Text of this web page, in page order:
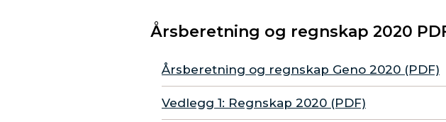
Årsberetning og regnskap 2020
Årsberetning og regnskap Geno 2020 (PDF)
Vedlegg 1: Regnskap 2020 (PDF)